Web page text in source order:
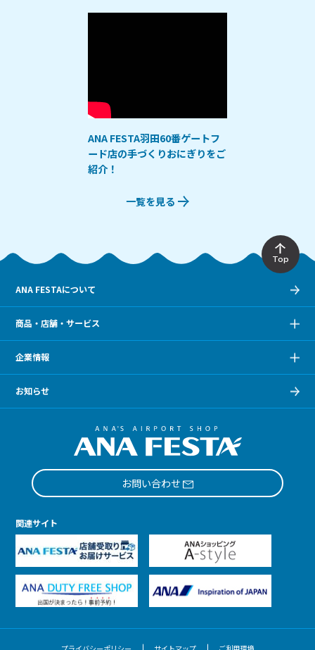
ANA FESTA羽田60番ゲートフ
ード店の手づくりおにぎりをご
紹介！
一覧を見る
Top
ANA FESTAについて
商品・店舗・サービス
企業情報
お知らせ
お問い合わせ
関連サイト